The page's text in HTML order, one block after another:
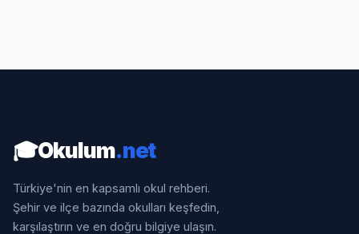
🎓Okulum.net
Türkiye'nin en kapsamlı okul rehberi.
Şehir ve ilçe bazında okulları keşfedin,
karşılaştırın ve en doğru bilgiye ulaşın.